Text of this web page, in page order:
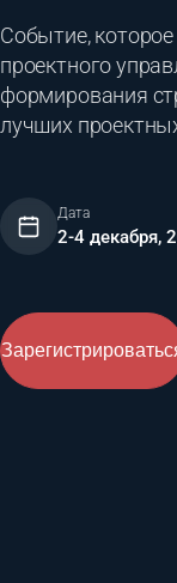
Событие,
проектного
формирования
лучших
Дата
2-4 декабря,